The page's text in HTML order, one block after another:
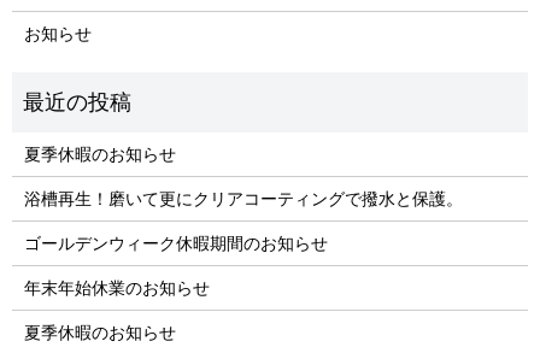
お知らせ
夏季休暇のお知らせ
浴槽再生！磨いて更にクリアコーティングで撥水と保護。
ゴールデンウィーク休暇期間のお知らせ
年末年始休業のお知らせ
夏季休暇のお知らせ